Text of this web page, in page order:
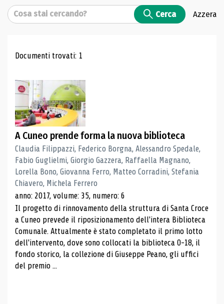
Cerca Cerca Azzera
Risultati di ricerca
Documenti trovati: 1
A Cuneo prende forma la nuova biblioteca
Claudia Filippazzi, Federico Borgna, Alessandro Spedale,
Fabio Guglielmi, Giorgio Gazzera, Raffaella Magnano,
Lorella Bono, Giovanna Ferro, Matteo Corradini, Stefania
Chiavero, Michela Ferrero
anno: 2017, volume: 35, numero: 6
Il progetto di rinnovamento della struttura di Santa Croce
a Cuneo prevede il riposizionamento dell'intera Biblioteca
Comunale. Attualmente è stato completato il primo lotto
dell'intervento, dove sono collocati la biblioteca 0-18, il
fondo storico, la collezione di Giuseppe Peano, gli uffici
del premio ...